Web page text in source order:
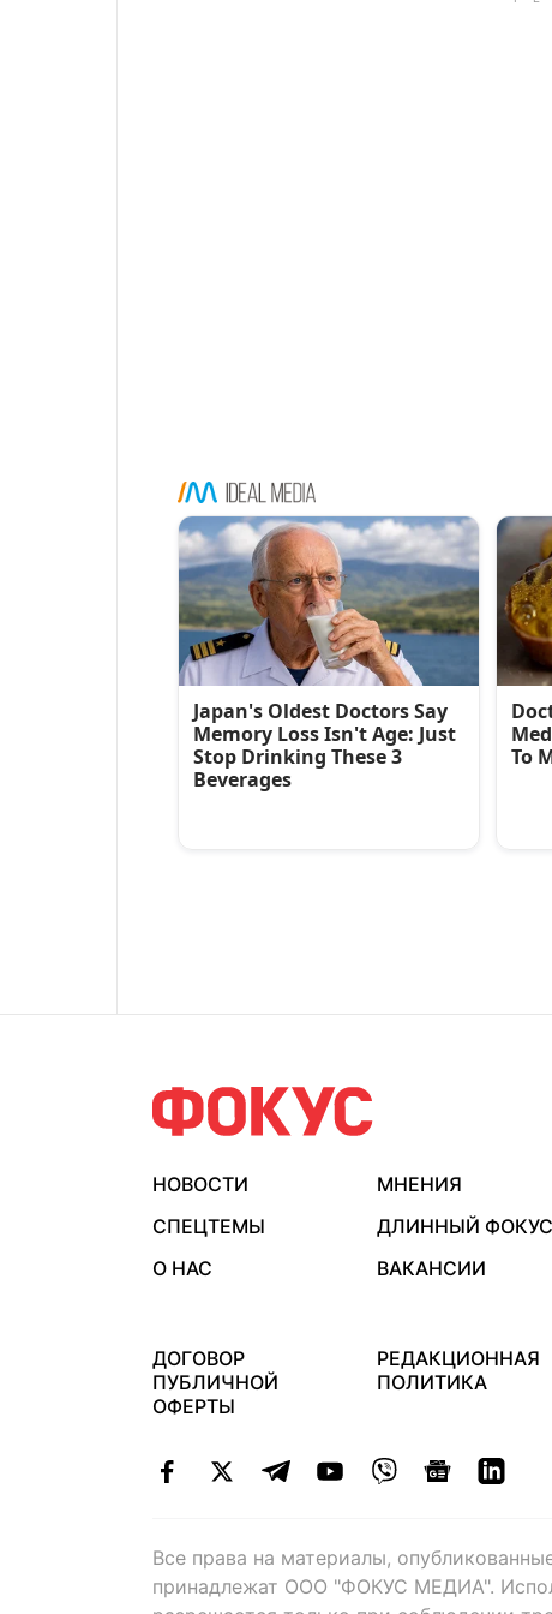
НОВОСТИ МНЕНИЯ
СПЕЦТЕМЫ
ДЛИННЫЙ ФОКУС
О НАС
ВАКАНСИИ
ДОГОВОР
ПУБЛИЧНОЙ
ОФЕРТЫ
РЕДАКЦИОННАЯ
ПОЛИТИКА
Все права на материалы,
принадлежат ООО "ФОКУС МЕДИА".